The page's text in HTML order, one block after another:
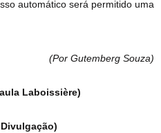
automático será permitido uma
(Por Gutemberg Souza)
Laboissière)